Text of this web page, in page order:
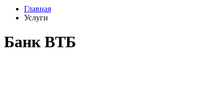
Главная
Услуги
Банк ВТБ